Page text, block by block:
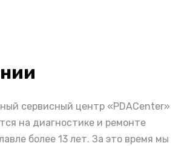
сервисный центр «PDACenter»
на диагностике и ремонте
более 13 лет. За это время мы